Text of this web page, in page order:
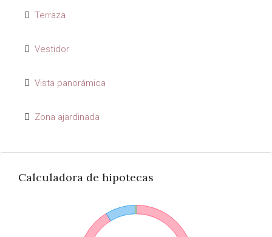
Terraza
Vestidor
Vista panorámica
Zona ajardinada
Calculadora de hipotecas